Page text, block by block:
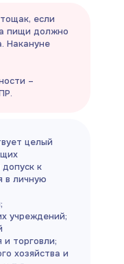
если
пищи должно
Накануне
–
целый
к
в личную
учреждений;
торговли;
хозяйства и